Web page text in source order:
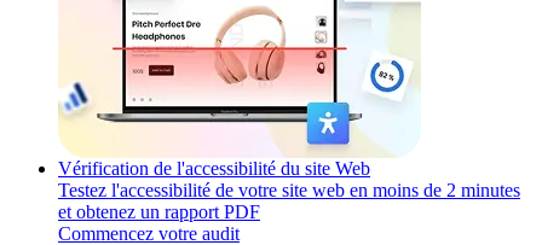
Vérification de l'accessibilité du site Web
Testez l'accessibilité de votre site web en moins de 2 minutes
et obtenez un rapport PDF
Commencez votre audit